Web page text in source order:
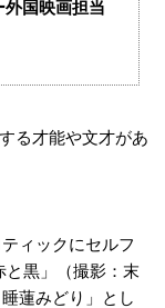
外国映画担当
る才能や文才があ
ィックにセルフ
と黒」（撮影：末
蓮みどり」とし